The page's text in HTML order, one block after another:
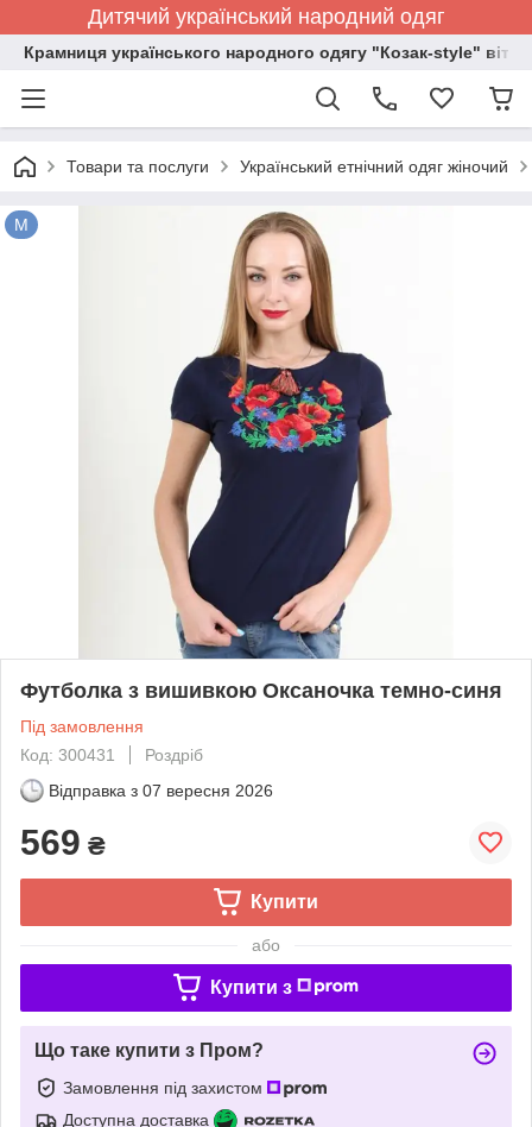
Дитячий український народний одяг
Крамниця українського народного одягу "Козак-style"
Товари та послуги Український етнічний одяг жіночий
M
Футболка з вишивкою Оксаночка темно-синя
Під замовлення
Код: 300431
Роздріб
Відправка з 07 вересня 2026
569 ₴
Купити
або
Купити з
Що таке купити з Пром?
Замовлення під захистом
Доступна доставка